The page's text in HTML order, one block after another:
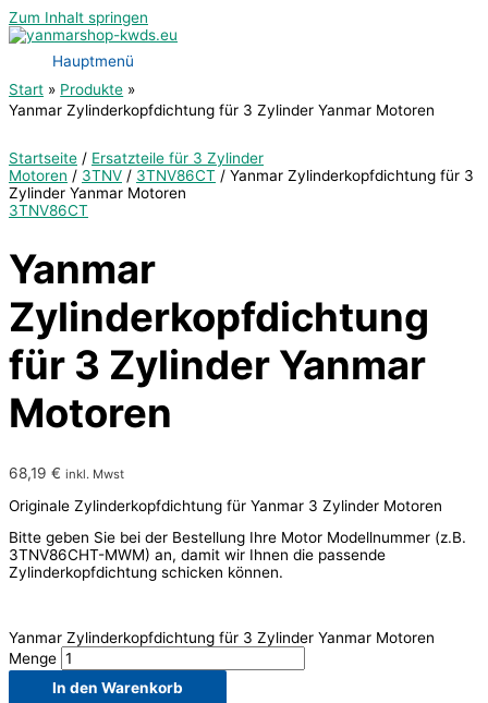
Zum Inhalt springen
Hauptmenü
Start
Produkte
Yanmar Zylinderkopfdichtung für 3 Zylinder Yanmar Motoren
Startseite / Ersatzteile für 3 Zylinder
Motoren / 3TNV / 3TNV86CT / Yanmar Zylinderkopfdichtung für 3
Zylinder Yanmar Motoren
3TNV86CT
Yanmar
Zylinderkopfdichtung
für 3 Zylinder Yanmar
Motoren
68,19 € inkl. Mwst
Originale Zylinderkopfdichtung für Yanmar 3 Zylinder Motoren
Bitte geben Sie bei der Bestellung Ihre Motor Modellnummer (z.B.
3TNV86CHT-MWM) an, damit wir Ihnen die passende
Zylinderkopfdichtung schicken können.
Yanmar Zylinderkopfdichtung für 3 Zylinder Yanmar Motoren
Menge
In den Warenkorb